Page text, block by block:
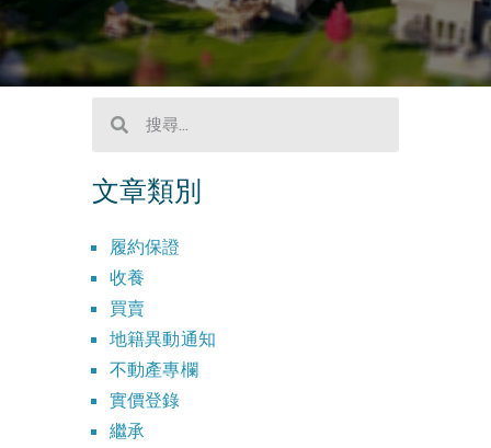
文章類別
履約保證
收養
買賣
地籍異動通知
不動產專欄
實價登錄
繼承